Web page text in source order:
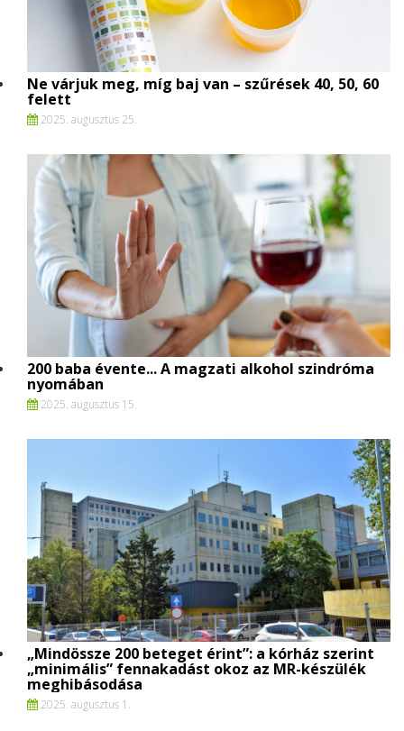
Ne várjuk meg, míg baj van – szűrések 40, 50, 60
felett
2025. augusztus 25.
200 baba évente... A magzati alkohol szindróma
nyomában
2025. augusztus 15.
„Mindössze 200 beteget érint”: a kórház szerint
„minimális” fennakadást okoz az MR-készülék
meghibásodása
2025. augusztus 1.